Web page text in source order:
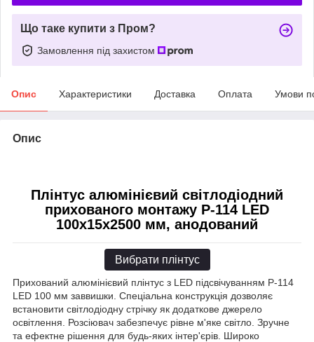
Що таке купити з Пром?
Замовлення під захистом
Опис Характеристики Доставка Оплата Умови
Опис
Плінтус алюмінієвий світлодіодний
прихованого монтажу P-114 LED
100х15х2500 мм, анодований
Вибрати плінтус
Прихований алюмінієвий плінтус з LED підсвічуванням P-114
LED 100 мм заввишки. Спеціальна конструкція дозволяє
встановити світлодіодну стрічку як додаткове джерело
освітлення. Розсіювач забезпечує рівне м'яке світло. Зручне
та ефектне рішення для будь-яких інтер'єрів. Широко